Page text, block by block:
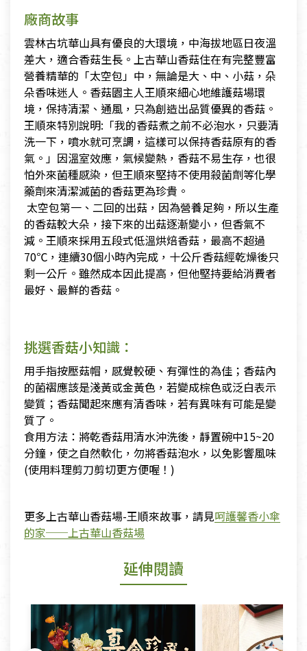
廠商故事
雲林古坑華山具有優良的大環境，中海拔地區日夜溫
差大，適合香菇生長。上古華山香菇住在有完整豐富
營養精華的「太空包」中，無論是大、中、小菇，朵
朵香味迷人。香菇園主人王順來細心地維護菇場環
境，保持清潔、通風，只為創造出品質優異的香菇。
王順來特別說明:「我的香菇煮之前不必泡水，只要清
洗一下，噴水就可烹調，這樣可以保持香菇原有的香
氣。」因溫室效應，氣候變熱，香菇不易生存，也很
怕外來菌種感染，但王順來堅持不使用殺菌劑等化學
藥劑來清潔滅菌的香菇更為珍貴。
​ 太空包第一、二回的出菇，因為營養足夠，所以生產
的香菇較大朵，接下來的出菇逐漸變小，但香氣不
減。王順來採用五段式低溫烘焙香菇，最高不超過
70℃，連續30個小時內完成，十公斤香菇經乾燥後只
剩一公斤。雖然成本因此提高，但他堅持要給消費者
最好、最鮮的香菇。
挑選香菇小知識：
用手指按壓菇帽，感覺較硬、有彈性的為佳；香菇內
的菌褶應該是淺黃或金黃色，若變成棕色或泛白表示
變質；香菇聞起來應有清香味，若有異味有可能是變
質了。
食用方法：將乾香菇用清水沖洗後，靜置碗中15~20
分鐘，使之自然軟化，勿將香菇泡水，以免影響風味
(使用料理剪刀剪切更方便喔！)
更多上古華山香菇場-王順來故事，請見呵護馨香小傘
的家──上古華山香菇場
延伸閱讀